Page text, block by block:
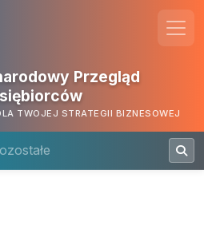
Przegląd
TWOJEJ STRATEGII BIZNESOWEJ